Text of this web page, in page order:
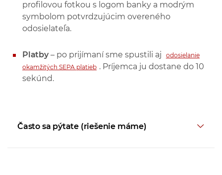
profilovou fotkou s logom banky a modrým
symbolom potvrdzujúcim overeného
odosielateľa.
Platby– po prijímaní sme spustili aj
odosielanie
okamžitých SEPA platieb . Príjemca ju dostane do 10
sekúnd.
Často sa pýtate (riešenie máme)